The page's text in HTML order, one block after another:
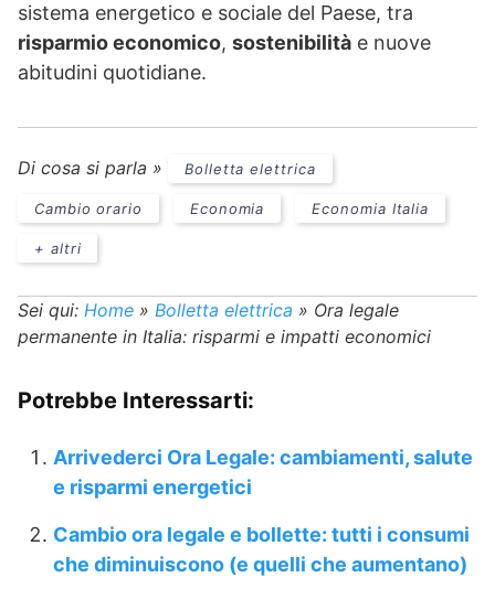
sistema energetico e sociale del Paese, tra
risparmio economico, sostenibilità e nuove
abitudini quotidiane.
Di cosa si parla » Bolletta elettrica
Cambio orario Economia Economia Italia
+ altri
Sei qui: Home » Bolletta elettrica » Ora legale
permanente in Italia: risparmi e impatti economici
Potrebbe Interessarti:
Arrivederci Ora Legale: cambiamenti, salute
e risparmi energetici
Cambio ora legale e bollette: tutti i consumi
che diminuiscono (e quelli che aumentano)